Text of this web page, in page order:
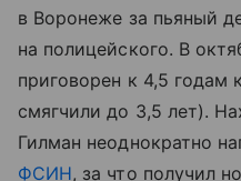
в Воронеже за пьяный
на полицейского. В
приговорен к 4,5 годам
смягчили до 3,5 лет).
Гилман неоднократно
ФСИН, за что получил